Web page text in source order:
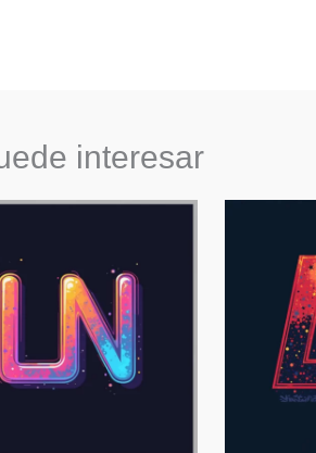
interesar